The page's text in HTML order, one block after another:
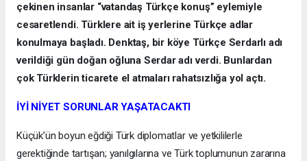
çekinen insanlar “vatandaş Türkçe konuş” eylemiyle
cesaretlendi. Türklere ait iş yerlerine Türkçe adlar
konulmaya başladı. Denktaş, bir köye Türkçe Serdarlı adı
verildiği gün doğan oğluna Serdar adı verdi. Bunlardan
çok Türklerin ticarete el atmaları rahatsızlığa yol açtı.
İYİ NİYET SORUNLAR YAŞATACAKTI
Küçük’ün boyun eğdiği Türk diplomatlar ve yetkililerle
gerektiğinde tartışan; yanılgılarına ve Türk toplumunun zararına